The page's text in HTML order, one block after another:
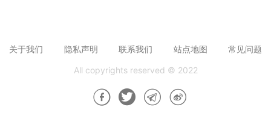
关于我们 隐私声明 联系我们 站点地图 常见问题
All copyrights reserved © 2022